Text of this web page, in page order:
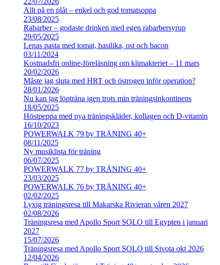
Allt på en plåt – enkel och god tomatsoppa
23/08/2025
Rabarber – godaste drinken med egen rabarbersyrup
29/05/2025
Lenas pasta med tomat, basilika, ost och bacon
03/11/2024
Kostnadsfri online-föreläsning om klimakteriet – 11 mars
20/02/2026
Måste jag sluta med HRT och östrogen inför operation?
28/01/2026
Nu kan jag löpträna igen trots min träningsinkontinens
18/05/2025
Höstpeppa med nya träningskläder, kollagen och D-vitamin
16/10/2023
POWERWALK 79 by TRÄNING 40+
08/11/2025
Ny musiklista för träning
06/07/2025
POWERWALK 77 by TRÄNING 40+
23/03/2025
POWERWALK 76 by TRÄNING 40+
02/02/2025
Lyxig träningsresa till Makarska Rivieran våren 2027
02/08/2026
Träningsresa med Apollo Sport SOLO till Egypten i januari
2027
15/07/2026
Träningsresa med Apollo Sport SOLO till Sivota okt 2026
12/04/2026